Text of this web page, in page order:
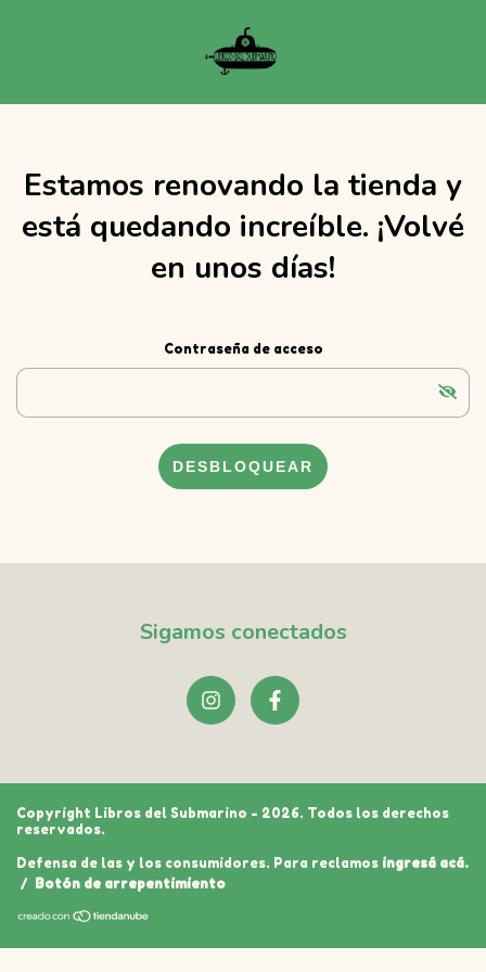
Estamos renovando la tienda y
está quedando increíble. ¡Volvé
en unos días!
Contraseña de acceso
DESBLOQUEAR
Sigamos conectados
Copyright Libros del Submarino - 2026. Todos los derechos
reservados.
Defensa de las y los consumidores. Para reclamos ingresá acá.
/ Botón de arrepentimiento